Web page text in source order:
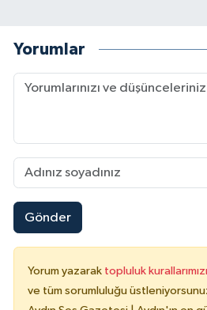
Yorumlar
Gönder
Yorum yazarak topluluk kurallarımızı
ve tüm sorumluluğu